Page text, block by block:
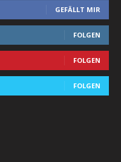
GEFÄLLT MIR
FOLGEN
FOLGEN
FOLGEN